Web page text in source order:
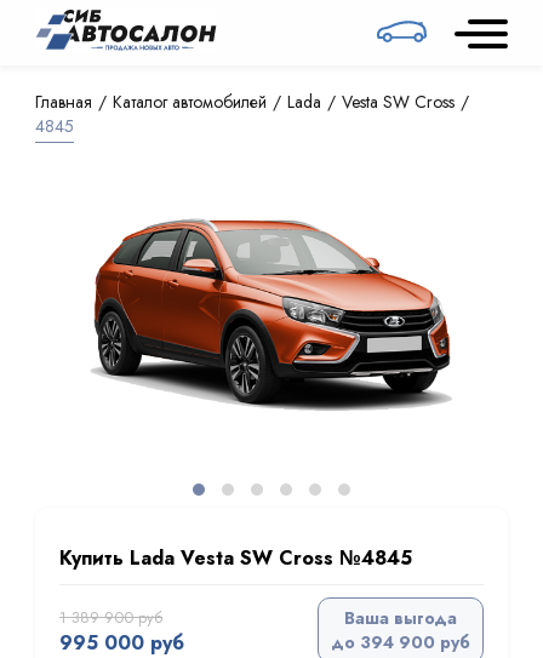
Главная Каталог автомобилей Lada
Vesta SW Cross
4845
Купить Lada Vesta SW Cross №4845
1 389 900 руб
995 000 руб
Ваша выгода
до 394 900 руб